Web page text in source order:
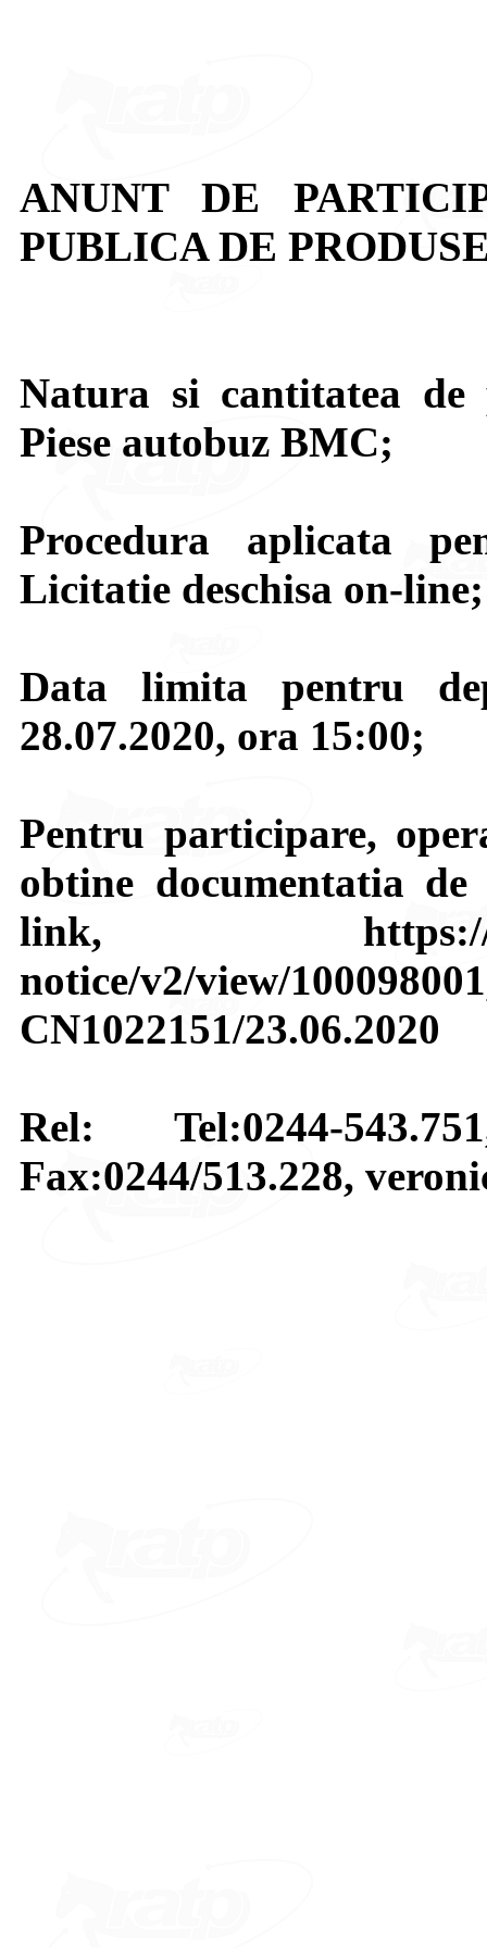
ANUNT DE
PUBLICA DE
Natura si cantitatea de
Piese autobuz BMC;
Procedura aplicata
Licitatie deschisa on-line;
Data limita pentru
28.07.2020, ora 15:00;
Pentru participare,
obtine documentatia
link, https://e-
notice/v2/view/
CN1022151/23.06.2020
Rel: Tel:0244-
Fax:0244/513.228,